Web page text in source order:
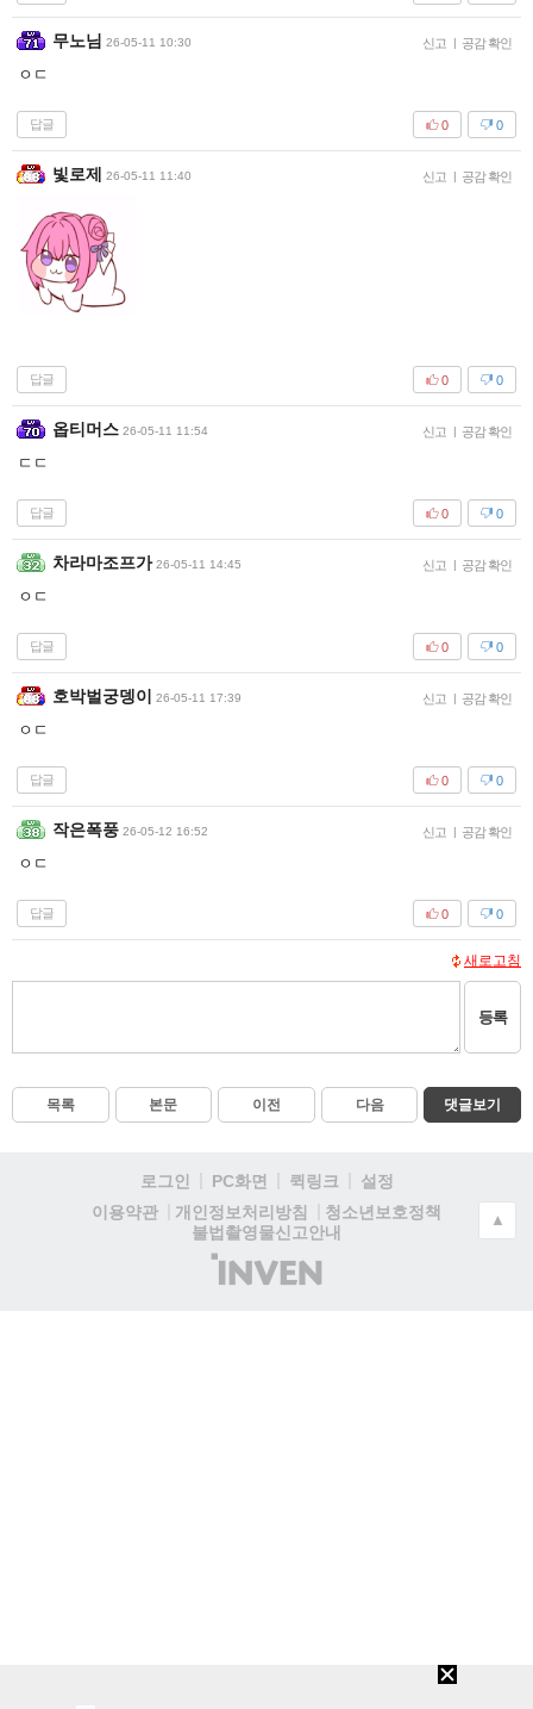
무노님 26-05-11 10:30 신고 | 공감 확인
ㅇㄷ
답글 0
0
빛로제 26-05-11 11:40 신고 | 공감 확인
답글 0
0
옵티머스 26-05-11 11:54 신고 | 공감 확인
ㄷㄷ
답글 0
0
차라마조프가 26-05-11 14:45 신고 | 공감 확인
ㅇㄷ
답글 0
0
호박벌궁뎅이 26-05-11 17:39 신고 | 공감 확인
ㅇㄷ
답글 0
0
작은폭풍 26-05-12 16:52 신고 | 공감 확인
ㅇㄷ
답글 0
0
새로고침
등록
목록 본문 이전 다음 댓글보기
로그인 PC화면 퀵링크
설정
이용약관
개인정보처리방침
청소년보호정책
불법촬영물신고안내
(주)
인
▲